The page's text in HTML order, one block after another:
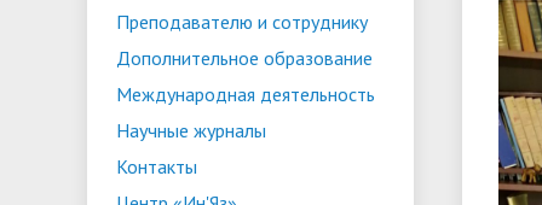
• Конкурсы на замещение
должностей
•
• Олимпиада "Большие надежды
малых городов"
ориентации и содействия
трудоустройству выпускников
«Карьера»
•
• Платные образовательные услуги
• Стипендии и меры поддержки
обучающихся
•
• Абитуриенту
•
Преподавателю и сотруднику
Дополнительное образование
Международная деятельность
Научные журналы
Контакты